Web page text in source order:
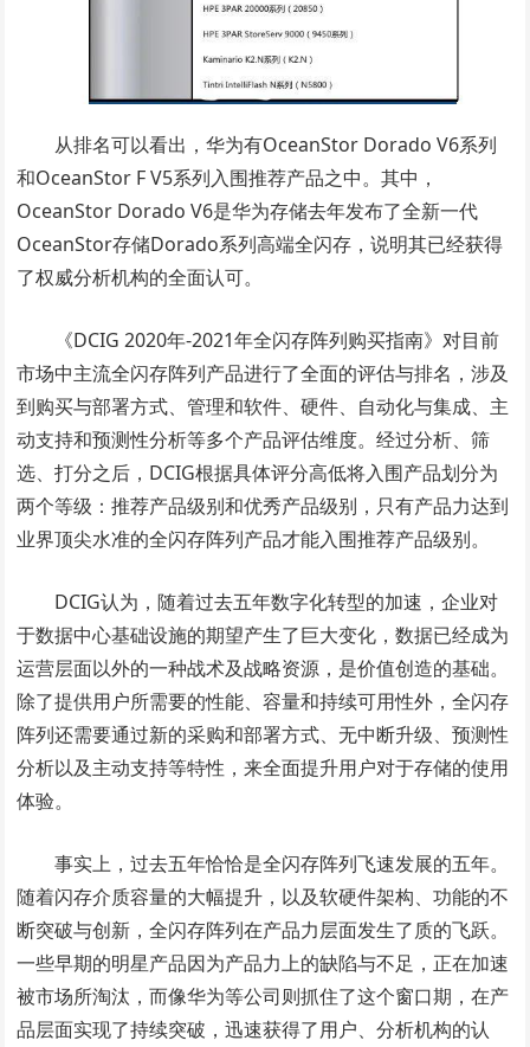
从排名可以看出，华为有OceanStor Dorado V6系列
和OceanStor F V5系列入围推荐产品之中。其中，
OceanStor Dorado V6是华为存储去年发布了全新一代
OceanStor存储Dorado系列高端全闪存，说明其已经获得
了权威分析机构的全面认可。
《DCIG 2020年-2021年全闪存阵列购买指南》对目前
市场中主流全闪存阵列产品进行了全面的评估与排名，涉及
到购买与部署方式、管理和软件、硬件、自动化与集成、主
动支持和预测性分析等多个产品评估维度。经过分析、筛
选、打分之后，DCIG根据具体评分高低将入围产品划分为
两个等级：推荐产品级别和优秀产品级别，只有产品力达到
业界顶尖水准的全闪存阵列产品才能入围推荐产品级别。
DCIG认为，随着过去五年数字化转型的加速，企业对
于数据中心基础设施的期望产生了巨大变化，数据已经成为
运营层面以外的一种战术及战略资源，是价值创造的基础。
除了提供用户所需要的性能、容量和持续可用性外，全闪存
阵列还需要通过新的采购和部署方式、无中断升级、预测性
分析以及主动支持等特性，来全面提升用户对于存储的使用
体验。
事实上，过去五年恰恰是全闪存阵列飞速发展的五年。
随着闪存介质容量的大幅提升，以及软硬件架构、功能的不
断突破与创新，全闪存阵列在产品力层面发生了质的飞跃。
一些早期的明星产品因为产品力上的缺陷与不足，正在加速
被市场所淘汰，而像华为等公司则抓住了这个窗口期，在产
品层面实现了持续突破，迅速获得了用户、分析机构的认